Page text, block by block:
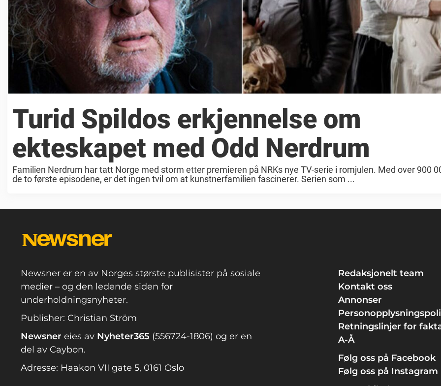
Turid Spildos erkjennelse om
ekteskapet med Odd Nerdrum
Familien Nerdrum har tatt Norge med storm etter premieren på NRKs nye TV-serie i romjulen. Med over 900
de to første episodene, er det ingen tvil om at kunstnerfamilien fascinerer. Serien som ...
Newsner er en av Norges største publisister på sosiale
medier – og den ledende siden for
underholdningsnyheter.
Publisher: Christian Ström
Newsner eies av Nyheter365 (556724-1806) og er en
del av Caybon.
Adresse: Haakon VII gate 5, 0161 Oslo
Redaksjonelt team
Kontakt oss
Annonser
Retningslinjer for
A-Å
Følg oss på Facebook
Følg oss på Instagram